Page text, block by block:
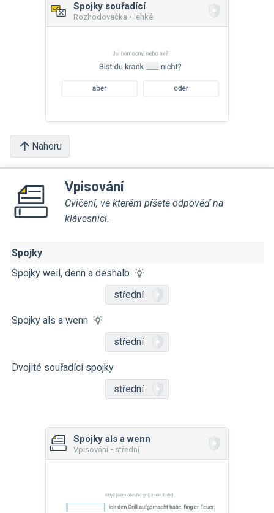
Spojky souřadící
Rozhodovačka • lehké
Nahoru
Vpisování
Cvičení, ve kterém píšete odpověď na
klávesnici.
Spojky
Spojky weil, denn a deshalb
střední
Spojky als a wenn
střední
Dvojité souřadící spojky
střední
Spojky als a wenn
Vpisování • střední